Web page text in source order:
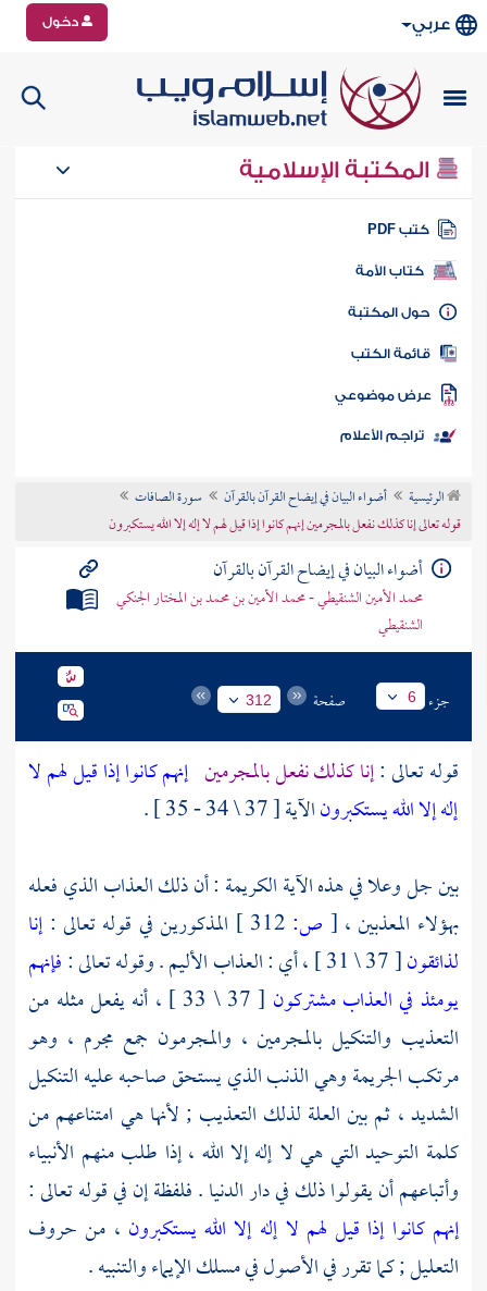
عربي دخول
المكتبة الإسلامية
كتب PDF
كتاب الأمة
المكتبة
الكتب
موضوعي
تراجم الأعلام
الرئيسية أضواء البيان في إيضاح القرآن بالقرآن
سورة الصافات
قوله تعالى إنا كذلك نفعل بالمجرمين إنهم كانوا إذا قيل لهم لا إله إلا الله يستكبرون
أضواء البيان في إيضاح القرآن بالقرآن
محمد الأمين الشنقيطي - محمد الأمين بن محمد بن المختار الجنكي
الشنقيطي
جزء 6 صفحة 312
قوله تعالى :إنا كذلك نفعل بالمجرمين إنهم كانوا إذا قيل لهم لا
إله إلا الله يستكبرونالآية [ 37 \ 34 - 35 ] .
بين جل وعلا في هذه الآية الكريمة : أن ذلك العذاب الذي فعله
بهؤلاء المعذبين ، [ ص: المذكورين في قوله تعالى :إنا
لذائقون[ 37 \ 31 ] ، أي : العذاب الأليم . وقوله تعالى :
فإنهم
يومئذ في العذاب مشتركون
[ 37 \ 33 ] ، أنه يفعل مثله من
التعذيب والتنكيل بالمجرمين ، والمجرمون جمع مجرم ، وهو
مرتكب الجريمة وهي الذنب الذي يستحق صاحبه عليه التنكيل
الشديد ، ثم بين العلة لذلك التعذيب ; لأنها هي امتناعهم من
كلمة التوحيد التي هي لا إله إلا الله ، إذا طلب منهم الأنبياء
وأتباعهم أن يقولوا ذلك في دار الدنيا . فلفظة إن في قوله تعالى :
إنهم كانوا إذا قيل لهم لا إله إلا الله يستكبرون ، من حروف
التعليل ; كما تقرر في الأصول في مسلك الإيماء والتنبيه .